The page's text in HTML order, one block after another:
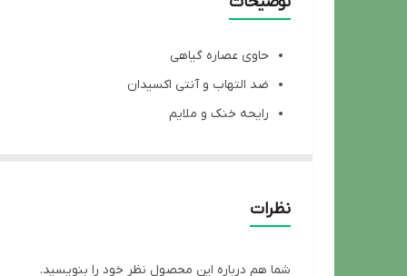
حاوی عصاره گیاهی
ضد التهاب و آنتی اکسیدان
رایحه خنک و ملایم
عدم ایجاد جای لکنظرات
شما هم درباره این محصول نظر خود را بنویسید.